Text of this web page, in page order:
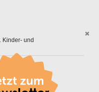
Kinder- und